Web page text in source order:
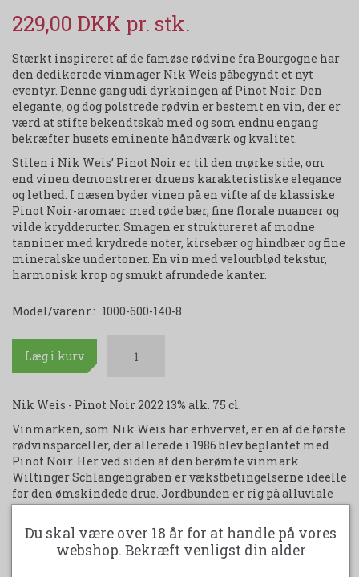
229,00 DKK
Stærkt inspireret af de famøse rødvine fra Bourgogne har
den dedikerede vinmager Nik Weis påbegyndt et nyt
eventyr. Denne gang udi dyrkningen af Pinot Noir. Den
elegante, og dog polstrede rødvin er bestemt en vin, der er
værd at stifte bekendtskab med og som endnu engang
bekræfter husets eminente håndværk og kvalitet.
Stilen i Nik Weis’ Pinot Noir er til den mørke side, om
end vinen demonstrerer druens karakteristiske elegance
og lethed. I næsen byder vinen på en vifte af de klassiske
Pinot Noir-aromaer med røde bær, fine florale nuancer og
vilde krydderurter. Smagen er struktureret af modne
tanniner med krydrede noter, kirsebær og hindbær og fine
mineralske undertoner. En vin med velourblød tekstur,
harmonisk krop og smukt afrundede kanter.
Model/varenr.: 1000-600-140-8
Læg i kurv
Nik Weis - Pinot Noir 2022 13% alk. 75 cl.
Vinmarken, som Nik Weis har erhvervet, er en af de første
rødvinsparceller, der allerede i 1986 blev beplantet med
Pinot Noir. Her ved siden af den berømte vinmark
Wiltinger Schlangengraben er vækstbetingelserne ideelle
for den ømskindede drue. Jordbunden er rig på alluviale
aflejringer og rød skifer, mens den sydvestvendte
eksponering sikrer optimal varme og sollys, der er
nødvendig for druens modning og smagsrigdom. Druerne
håndhøstes og gærer herefter med vildgær og daglige
Du skal være over 18 år for at handle på vores
webshop. Bekræft venligst din alder